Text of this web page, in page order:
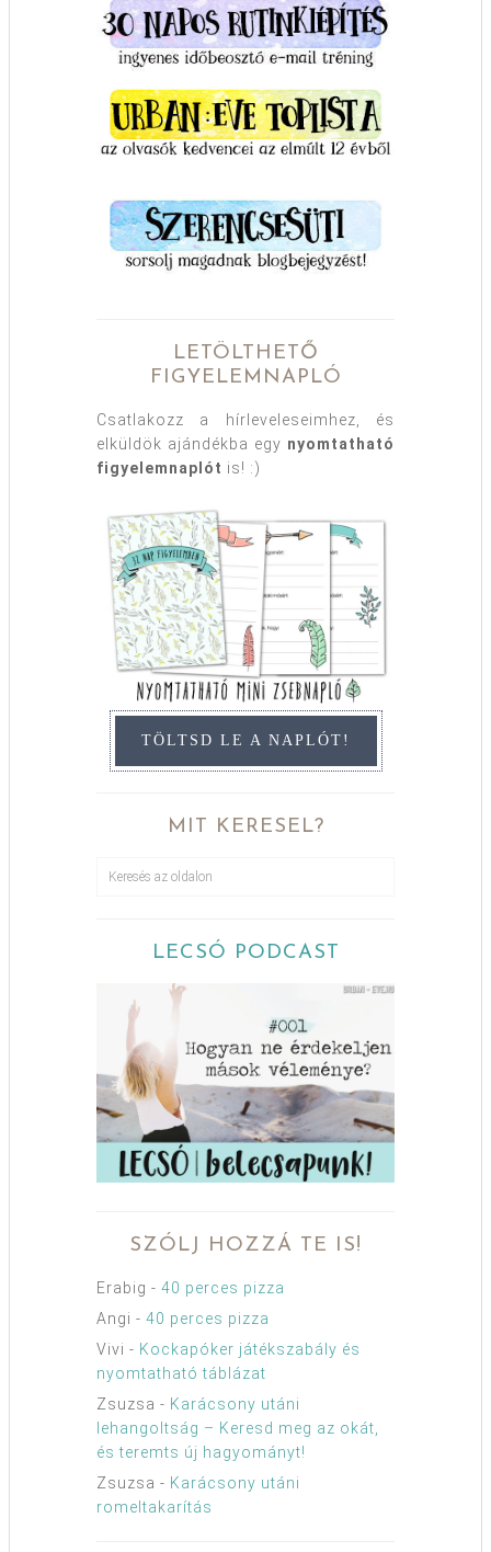
LETÖLTHETŐ
FIGYELEMNAPLÓ
Csatlakozz a hírleveleseimhez, és
elküldök ajándékba egy nyomtatható
figyelemnaplót is! :)
TÖLTSD LE A NAPLÓT!
MIT KERESEL?
LECSÓ PODCAST
SZÓLJ HOZZÁ TE IS!
Erabig - 40 perces pizza
Angi - 40 perces pizza
Vivi - Kockapóker játékszabály és
nyomtatható táblázat
Zsuzsa - Karácsony utáni
lehangoltság – Keresd meg az okát,
és teremts új hagyományt!
Zsuzsa - Karácsony utáni
romeltakarítás